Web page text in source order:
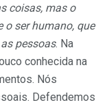
coisas, mas o
ser humano, que
pessoas. Na
conhecida na
Nós
Defendemos